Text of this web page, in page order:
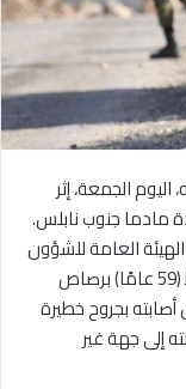
الجمعة، إثر
مادما جنوب نابلس.
العامة للشؤون
المدنية، باستشهاد المواطن جبرين أحمد جبر قط (59 عامًا) برصاص
أصابته بجروح خطيرة
إلى جهة غير